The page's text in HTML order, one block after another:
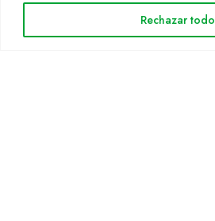
Rechazar todo